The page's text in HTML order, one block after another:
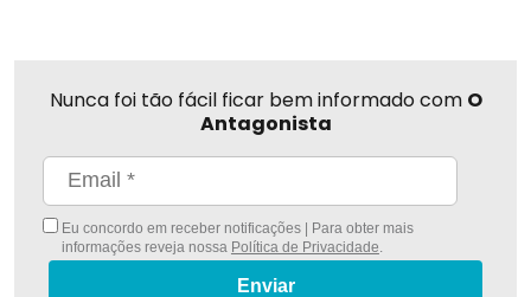
Nunca foi tão fácil ficar bem informado com O
Antagonista
Eu concordo em receber notificações | Para obter mais
informações reveja nossa Política de Privacidade
Enviar